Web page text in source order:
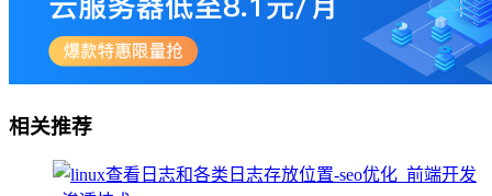
相关推荐